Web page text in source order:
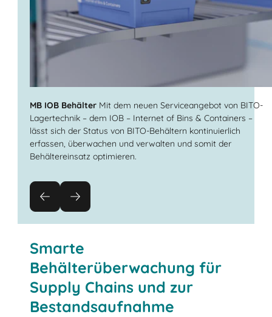
MB IOB Behälter Mit dem neuen Serviceangebot von BITO-
Lagertechnik – dem IOB – Internet of Bins & Containers –
lässt sich der Status von BITO-Behältern kontinuierlich
erfassen, überwachen und verwalten und somit der
Behältereinsatz optimieren.
Smarte
Behälterüberwachung für
Supply Chains und zur
Bestandsaufnahme